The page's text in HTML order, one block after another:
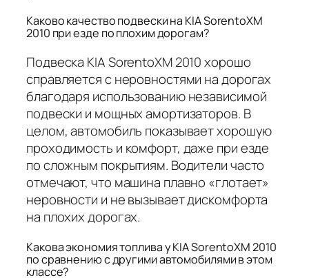
Каково качество подвески на KIA SorentoXM
2010 при езде по плохим дорогам?
Подвеска KIA SorentoXM 2010 хорошо
справляется с неровностями на дорогах
благодаря использованию независимой
подвески и мощных амортизаторов. В
целом, автомобиль показывает хорошую
проходимость и комфорт, даже при езде
по сложным покрытиям. Водители часто
отмечают, что машина плавно «глотает»
неровности и не вызывает дискомфорта
на плохих дорогах.
Какова экономия топлива у KIA SorentoXM 2010
по сравнению с другими автомобилями в этом
классе?